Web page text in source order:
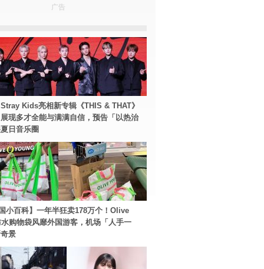
广告
Kids亮相新专辑《THIS & THAT》
现多才全能与满满自信，预告「以热治
日音乐圈
小百科】一年半狂卖178万个！Olive
购物袋风靡外国游客，机场「人手一
景